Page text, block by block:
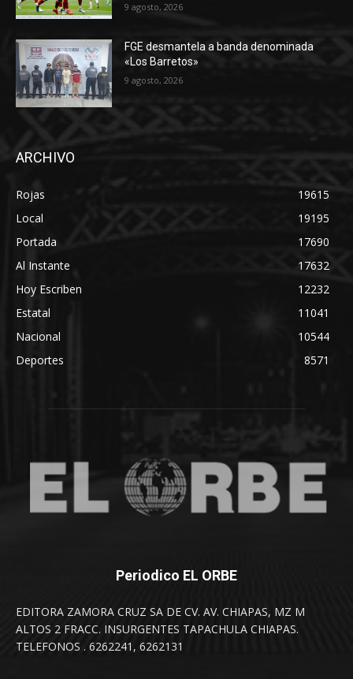
9 agosto, 2026
FGE desmantela a banda denominada
«Los Barretos»
9 agosto, 2026
ARCHIVO
Rojas
19615
Local
19195
Portada
17690
Al Instante
17632
Hoy Escriben
12232
Estatal
11041
Nacional
10544
Deportes
8571
Periodico EL ORBE
EDITORA ZAMORA CRUZ SA DE CV. AV. CHIAPAS, MZ M
ALTOS 2 FRACC. INSURGENTES TAPACHULA CHIAPAS.
TELEFONOS . 6262241, 6262131